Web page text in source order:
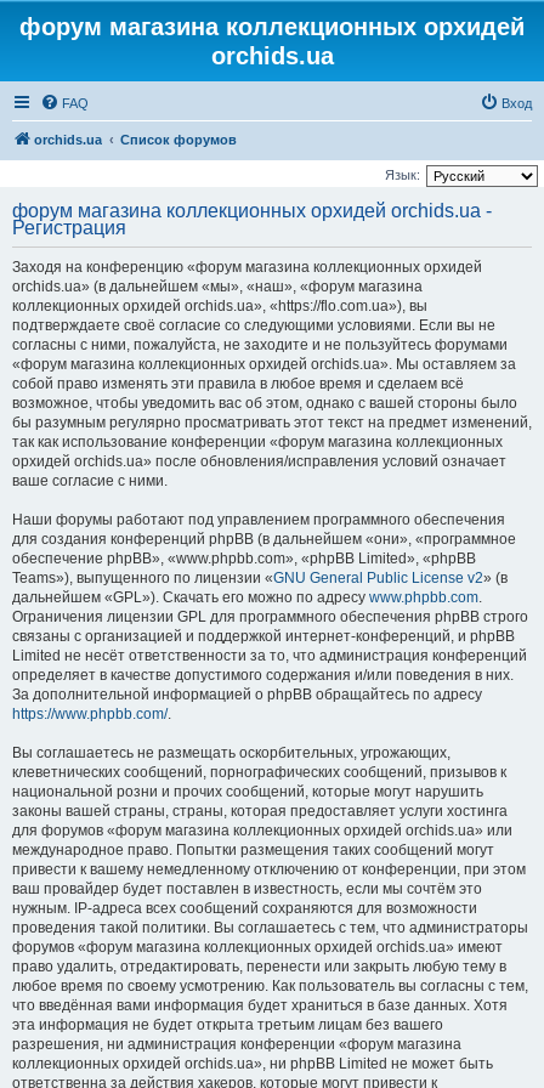
форум магазина коллекционных орхидей
orchids.ua
FAQ Вход
orchids.ua Список форумов
Язык:
форум магазина коллекционных орхидей orchids.ua -
Регистрация
Заходя на конференцию «форум магазина коллекционных орхидей
orchids.ua» (в дальнейшем «мы», «наш», «форум магазина
коллекционных орхидей orchids.ua», «https://flo.com.ua»), вы
подтверждаете своё согласие со следующими условиями. Если вы не
согласны с ними, пожалуйста, не заходите и не пользуйтесь форумами
«форум магазина коллекционных орхидей orchids.ua». Мы оставляем за
собой право изменять эти правила в любое время и сделаем всё
возможное, чтобы уведомить вас об этом, однако с вашей стороны было
бы разумным регулярно просматривать этот текст на предмет изменений,
так как использование конференции «форум магазина коллекционных
орхидей orchids.ua» после обновления/исправления условий означает
ваше согласие с ними.
Наши форумы работают под управлением программного обеспечения
для создания конференций phpBB (в дальнейшем «они», «программное
обеспечение phpBB», «www.phpbb.com», «phpBB Limited», «phpBB
Teams»), выпущенного по лицензии «GNU General Public License v2» (в
дальнейшем «GPL»). Скачать его можно по адресу www.phpbb.com.
Ограничения лицензии GPL для программного обеспечения phpBB строго
связаны с организацией и поддержкой интернет-конференций, и phpBB
Limited не несёт ответственности за то, что администрация конференций
определяет в качестве допустимого содержания и/или поведения в них.
За дополнительной информацией о phpBB обращайтесь по адресу
https://www.phpbb.com/.
Вы соглашаетесь не размещать оскорбительных, угрожающих,
клеветнических сообщений, порнографических сообщений, призывов к
национальной розни и прочих сообщений, которые могут нарушить
законы вашей страны, страны, которая предоставляет услуги хостинга
для форумов «форум магазина коллекционных орхидей orchids.ua» или
международное право. Попытки размещения таких сообщений могут
привести к вашему немедленному отключению от конференции, при этом
ваш провайдер будет поставлен в известность, если мы сочтём это
нужным. IP-адреса всех сообщений сохраняются для возможности
проведения такой политики. Вы соглашаетесь с тем, что администраторы
форумов «форум магазина коллекционных орхидей orchids.ua» имеют
право удалить, отредактировать, перенести или закрыть любую тему в
любое время по своему усмотрению. Как пользователь вы согласны с тем,
что введённая вами информация будет храниться в базе данных. Хотя
эта информация не будет открыта третьим лицам без вашего
разрешения, ни администрация конференции «форум магазина
коллекционных орхидей orchids.ua», ни phpBB Limited не может быть
ответственна за действия хакеров, которые могут привести к